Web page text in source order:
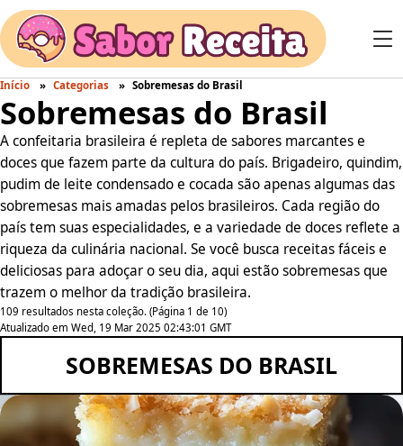
Início Categorias Sobremesas do Brasil
Sobremesas do Brasil
A confeitaria brasileira é repleta de sabores marcantes e
doces que fazem parte da cultura do país. Brigadeiro, quindim,
pudim de leite condensado e cocada são apenas algumas das
sobremesas mais amadas pelos brasileiros. Cada região do
país tem suas especialidades, e a variedade de doces reflete a
riqueza da culinária nacional. Se você busca receitas fáceis e
deliciosas para adoçar o seu dia, aqui estão sobremesas que
trazem o melhor da tradição brasileira.
109 resultados nesta coleção. (Página 1 de 10)
Atualizado em Wed, 19 Mar 2025 02:43:01 GMT
SOBREMESAS DO BRASIL